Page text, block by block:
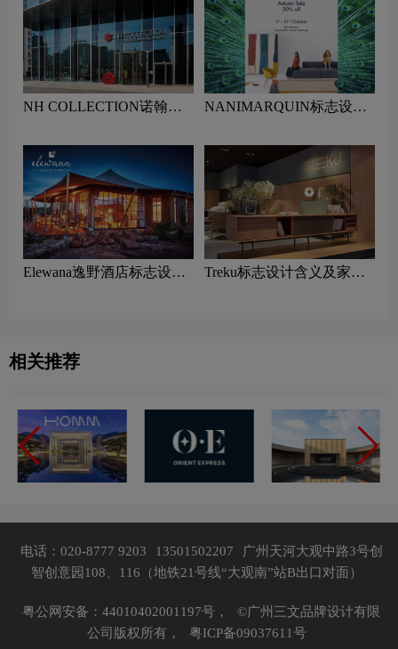
NH COLLECTION诺翰精
品牌设计理念
NANIMARQUIN标志设计
Elewana逸野酒店标志设计
Treku标志设计含义及家具
相关推荐
电话：020-8777 9203 13501502207
广州天河大观中路3号创
智创意园108、116（地铁21号线“大观南”站B出口对面）
粤公网安备：44010402001197号，
©广州三文品牌设计有限
公司版权所有，
粤ICP备09037611号